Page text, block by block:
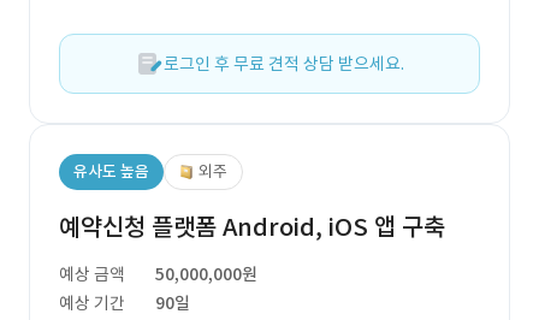
로그인 후 무료 견적 상담 받으세요.
유사도 높음 외주
예약신청 플랫폼 Android, iOS 앱 구축
예상 금액
50,000,000원
예상 기간
90일